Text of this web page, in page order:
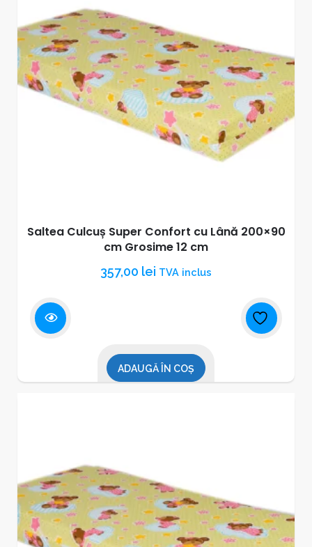
Saltea Culcuș Super Confort cu Lână 200×90
cm Grosime 12 cm
357,00 lei TVA inclus
ADAUGĂ ÎN COȘ